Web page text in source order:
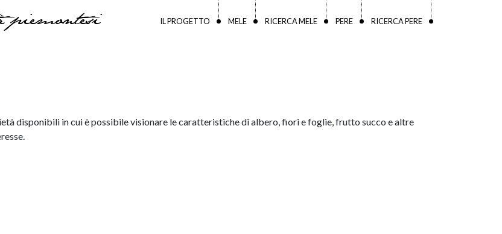
piemontesi IL PROGETTO MELE RICERCA MELE PERE RICERCA PERE
disponibili in cui è possibile visionare le caratteristiche di albero, fiori e foglie, frutto succo e altre